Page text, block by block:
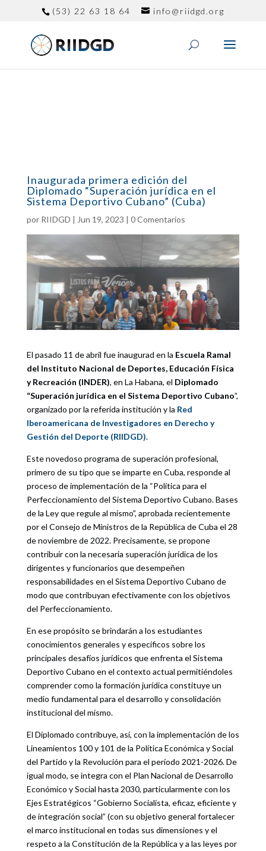
(53) 22 63 18 64 info@riidgd.org
Inaugurada primera edición del
Diplomado “Superación jurídica en el
Sistema Deportivo Cubano” (Cuba)
por RIIDGD | Jun 19, 2023 | 0 Comentarios
El pasado 11 de abril fue inaugurad en la Escuela Ramal
del Instituto Nacional de Deportes, Educación Física
y Recreación (INDER), en La Habana, el Diplomado
“Superación jurídica en el Sistema Deportivo Cubano”,
organizado por la referida institución y la Red
Iberoamericana de Investigadores en Derecho y
Gestión del Deporte (RIIDGD).
Este novedoso programa de superación profesional,
primero de su tipo que se imparte en Cuba, responde al
proceso de implementación de la “Política para el
Perfeccionamiento del Sistema Deportivo Cubano. Bases
de la Ley que regule al mismo”, aprobada recientemente
por el Consejo de Ministros de la República de Cuba el 28
de noviembre de 2022. Precisamente, se propone
contribuir con la necesaria superación jurídica de los
dirigentes y funcionarios que desempeñen
responsabilidades en el Sistema Deportivo Cubano de
modo que contribuyan efectivamente con los objetivos
del Perfeccionamiento.
En ese propósito se brindarán a los estudiantes
conocimientos generales y específicos sobre los
principales desafíos jurídicos que enfrenta el Sistema
Deportivo Cubano en el contexto actual permitiéndoles
comprender como la formación jurídica constituye un
medio fundamental para el desarrollo y consolidación
institucional del mismo.
El Diplomado contribuye, así, con la implementación de los
Lineamientos 100 y 101 de la Política Económica y Social
del Partido y la Revolución para el período 2021-2026. De
igual modo, se integra con el Plan Nacional de Desarrollo
Económico y Social hasta 2030, particularmente con los
Ejes Estratégicos “Gobierno Socialista, eficaz, eficiente y
de integración social” (con su objetivo general fortalecer
el marco institucional en todas sus dimensiones y el
respeto a la Constitución de la República y a las leyes por